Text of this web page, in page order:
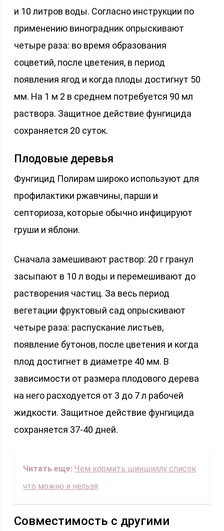
и 10 литров воды. Согласно инструкции по
применению виноградник опрыскивают
четыре раза: во время образования
соцветий, после цветения, в период
появления ягод и когда плоды достигнут 50
мм. На 1 м 2 в среднем потребуется 90 мл
раствора. Защитное действие фунгицида
сохраняется 20 суток.
Плодовые деревья
Фунгицид Полирам широко используют для
профилактики ржавчины, парши и
септориоза, которые обычно инфицируют
груши и яблони.
Сначала замешивают раствор: 20 г гранул
засыпают в 10 л воды и перемешивают до
растворения частиц. За весь период
вегетации фруктовый сад опрыскивают
четыре раза: распускание листьев,
появление бутонов, после цветения и когда
плод достигнет в диаметре 40 мм. В
зависимости от размера плодового дерева
на него расходуется от 3 до 7 л рабочей
жидкости. Защитное действие фунгицида
сохраняется 37-40 дней.
Читать еще: Чем кормить шиншиллу список
что можно и нельзя
Совместимость с другими